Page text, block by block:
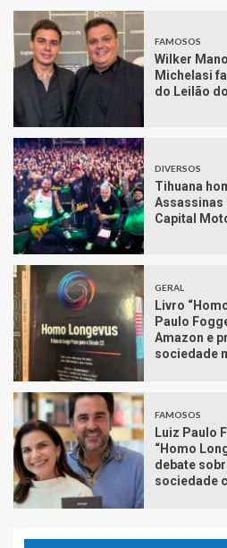
FAMOSOS
Wilker
Michelasi
do Leilão
DIVERSOS
Tihuana
Assassinas
Capital
GERAL
Livro
Paulo
Amazon e
sociedade
FAMOSOS
Luiz Paulo
“Homo
debate
sociedade